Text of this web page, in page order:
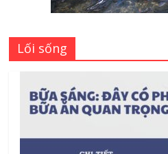
August 7, 2026
Lối sống